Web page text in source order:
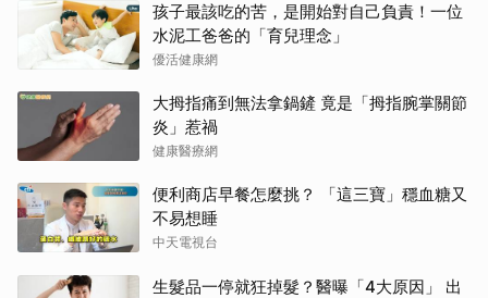
孩子最該吃的苦，是開始對自己負責！一位
水泥工爸爸的「育兒理念」
優活健康網
大拇指痛到無法拿鍋鏟 竟是「拇指腕掌關節
炎」惹禍
健康醫療網
便利商店早餐怎麼挑？ 「這三寶」穩血糖又
不易想睡
中天電視台
生髮品一停就狂掉髮？醫曝「4大原因」 出